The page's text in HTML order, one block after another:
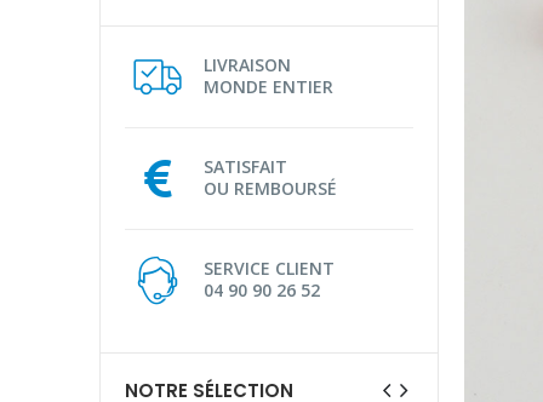
LIVRAISON
MONDE ENTIER
SATISFAIT
OU REMBOURSÉ
SERVICE CLIENT
04 90 90 26 52
NOTRE SÉLECTION